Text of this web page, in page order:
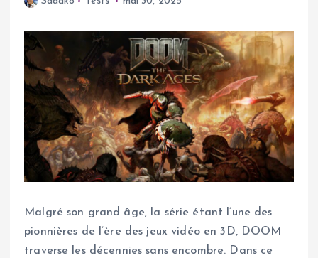
Malgré son grand âge, la série étant l’une des
pionnières de l’ère des jeux vidéo en 3D, DOOM
traverse les décennies sans encombre. Dans ce